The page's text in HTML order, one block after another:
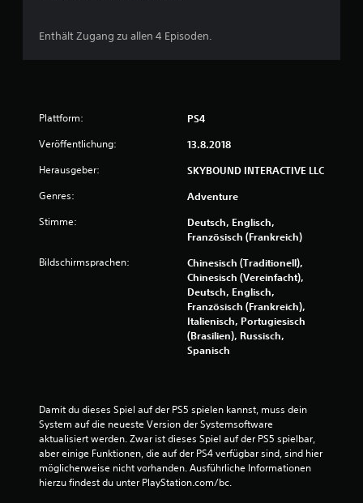
e
n
:
4
6
o
n
5
Enthält Zugang zu allen 4 Episoden.
Plattform: PS4
Veröffentlichung: 13.8.2018
Herausgeber: SKYBOUND INTERACTIVE LLC
Genres: Adventure
Stimme:
Deutsch, Englisch,
Französisch (Frankreich)
Bildschirmsprachen:
Chinesisch (Traditionell),
Chinesisch (Vereinfacht),
Deutsch, Englisch,
Französisch (Frankreich),
Italienisch, Portugiesisch
(Brasilien), Russisch,
Spanisch
Damit du dieses Spiel auf der PS5 spielen kannst, muss dein
System auf die neueste Version der Systemsoftware
aktualisiert werden. Zwar ist dieses Spiel auf der PS5 spielbar,
aber einige Funktionen, die auf der PS4 verfügbar sind, sind hier
möglicherweise nicht vorhanden. Ausführliche Informationen
hierzu findest du unter PlayStation.com/bc.